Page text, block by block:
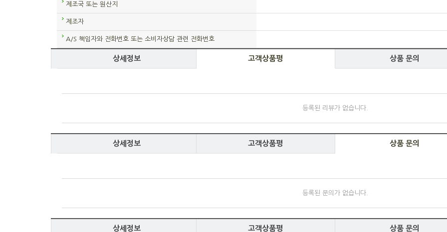
제조국 또는 원산지
제조자
A/S 책임자와 전화번호 또는 소비자상담 관련 전화번호
상세정보 고객상품평 상품 문의
등록된 리뷰가 없습니다.
상세정보 고객상품평 상품 문의
등록된 문의가 없습니다.
상세정보 고객상품평 상품 문의